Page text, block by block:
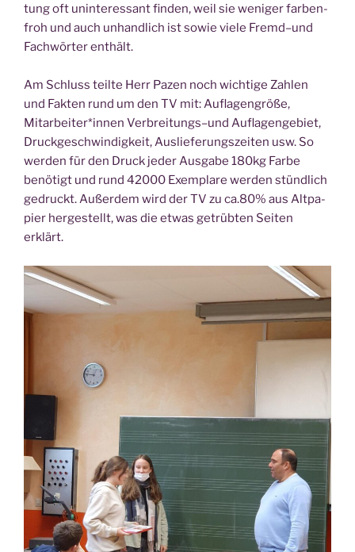
tung oft unin­ter­es­sant fin­den, weil sie weni­ger far­ben­
froh und auch unhand­lich ist sowie vie­le Fremd–und
Fach­wör­ter ent­hält.
Am Schluss teil­te Herr Pazen noch wich­ti­ge Zah­len
und Fak­ten rund um den TV mit: Auf­la­gen­grö­ße,
Mitarbeiter*innen Verbreitungs–und Auf­la­gen­ge­biet,
Druck­ge­schwin­dig­keit, Aus­lie­fe­rungs­zei­ten usw. So
wer­den für den Druck jeder Aus­ga­be 180kg Far­be
benö­tigt und rund 42000 Exem­pla­re wer­den stünd­lich
gedruckt. Außer­dem wird der TV zu ca.80% aus Alt­pa­
pier her­ge­stellt, was die etwas getrüb­ten Sei­ten
erklärt.